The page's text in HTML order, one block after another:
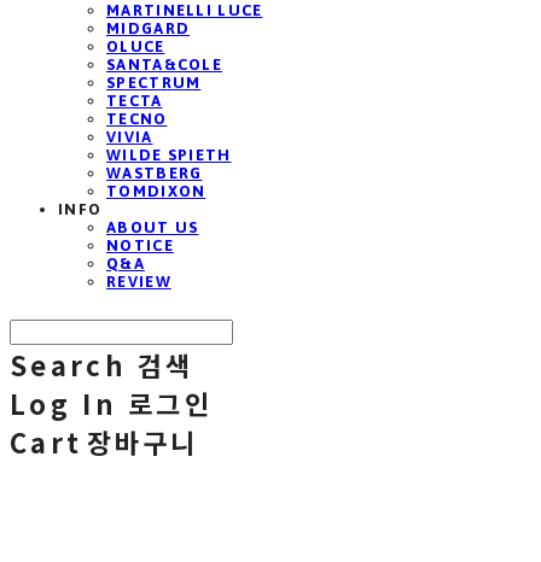
MARTINELLI LUCE
MIDGARD
OLUCE
SANTA&COLE
SPECTRUM
TECTA
TECNO
VIVIA
WILDE SPIETH
WASTBERG
TOMDIXON
INFO
ABOUT US
NOTICE
Q&A
REVIEW
Search 검색
Log In 로그인
Cart 장바구니